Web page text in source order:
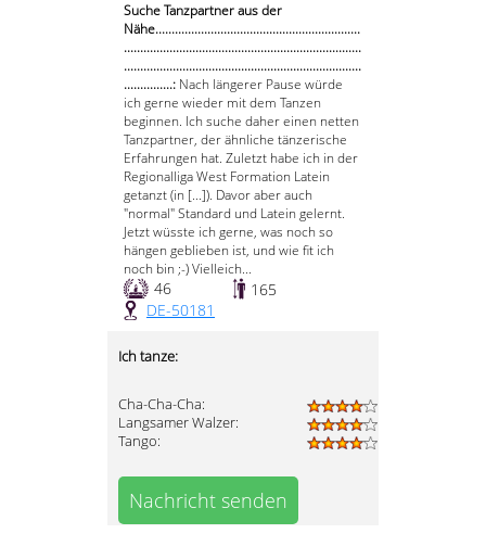
Suche Tanzpartner aus der
Nähe...............................................................
.........................................................................
.........................................................................
...............: Nach längerer Pause würde
ich gerne wieder mit dem Tanzen
beginnen. Ich suche daher einen netten
Tanzpartner, der ähnliche tänzerische
Erfahrungen hat. Zuletzt habe ich in der
Regionalliga West Formation Latein
getanzt (in [...]). Davor aber auch
"normal" Standard und Latein gelernt.
Jetzt wüsste ich gerne, was noch so
hängen geblieben ist, und wie fit ich
noch bin ;-) Vielleich...
46
165
DE-50181
Ich tanze:
Cha-Cha-Cha:
Langsamer Walzer:
Tango:
Nachricht senden